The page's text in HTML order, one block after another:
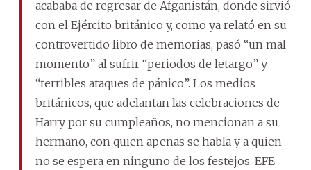
acababa de regresar de Afganistán, donde sirvió
con el Ejército británico y, como ya relató en su
controvertido libro de memorias, pasó “un mal
momento” al sufrir “periodos de letargo” y
“terribles ataques de pánico”. Los medios
británicos, que adelantan las celebraciones de
Harry por su cumpleaños, no mencionan a su
hermano, con quien apenas se habla y a quien
no se espera en ninguno de los festejos. EFE